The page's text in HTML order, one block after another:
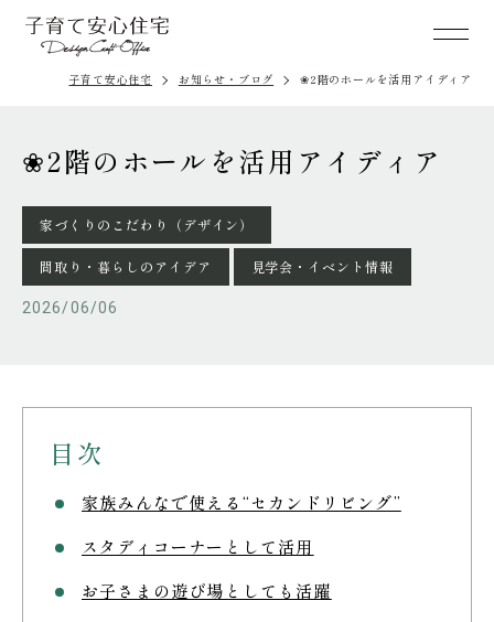
子育て安心住宅 お知らせ・ブログ ❀2階のホールを活用アイディア
❀2階のホールを活用アイディア
家づくりのこだわり（デザイン）
間取り・暮らしのアイデア 見学会・イベント情報
2026/06/06
目次
家族みんなで使える“セカンドリビング”
スタディコーナーとして活用
お子さまの遊び場としても活躍